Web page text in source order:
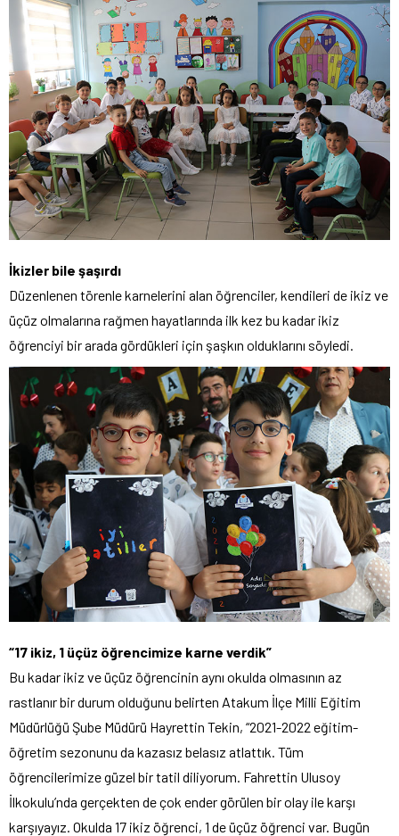
İkizler bile şaşırdı
Düzenlenen törenle karnelerini alan öğrenciler, kendileri de ikiz ve
üçüz olmalarına rağmen hayatlarında ilk kez bu kadar ikiz
öğrenciyi bir arada gördükleri için şaşkın olduklarını söyledi.
“17 ikiz, 1 üçüz öğrencimize karne verdik”
Bu kadar ikiz ve üçüz öğrencinin aynı okulda olmasının az
rastlanır bir durum olduğunu belirten Atakum İlçe Milli Eğitim
Müdürlüğü Şube Müdürü Hayrettin Tekin, “2021-2022 eğitim-
öğretim sezonunu da kazasız belasız atlattık. Tüm
öğrencilerimize güzel bir tatil diliyorum. Fahrettin Ulusoy
İlkokulu’nda gerçekten de çok ender görülen bir olay ile karşı
karşıyayız. Okulda 17 ikiz öğrenci, 1 de üçüz öğrenci var. Bugün